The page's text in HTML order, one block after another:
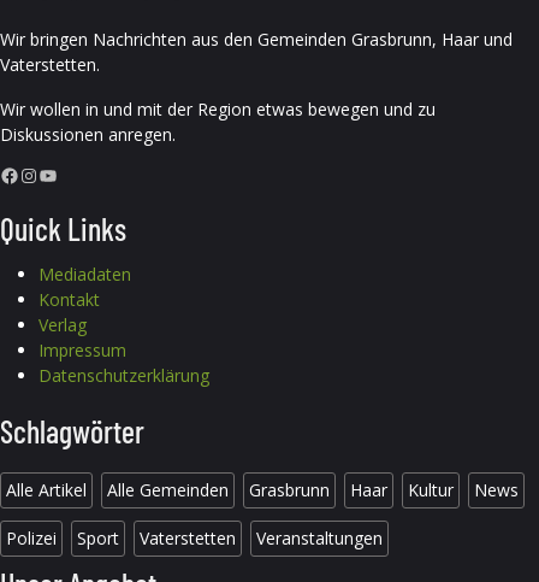
Wir bringen Nachrichten aus den Gemeinden Grasbrunn, Haar und
Vaterstetten.
Wir wollen in und mit der Region etwas bewegen und zu
Diskussionen anregen.
Facebook InstagramYouTube
Quick Links
Mediadaten
Kontakt
Verlag
Impressum
Datenschutzerklärung
Schlagwörter
Alle Artikel Alle Gemeinden Grasbrunn Haar Kultur News
Polizei Sport Vaterstetten Veranstaltungen